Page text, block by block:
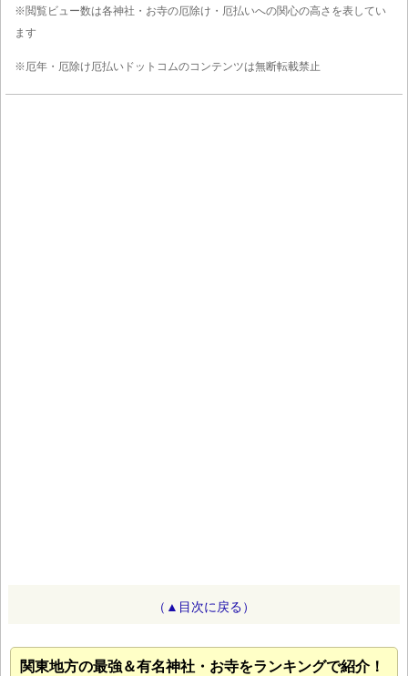
※閲覧ビュー数は各神社・お寺の厄除け・厄払いへの関心の高さを表してい
ます
※厄年・厄除け厄払いドットコムのコンテンツは無断転載禁止
（▲目次に戻る）
関東地方の最強＆有名神社・お寺をランキングで紹介！